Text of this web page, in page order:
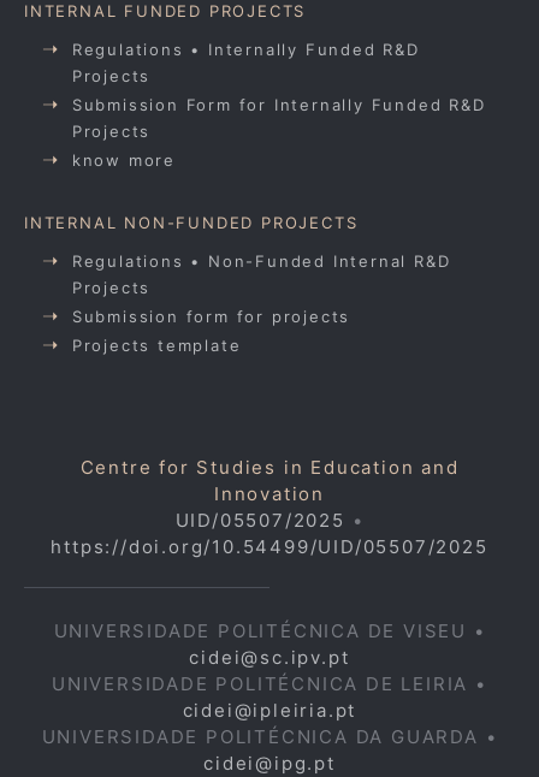
INTERNAL FUNDED PROJECTS
Regulations • Internally Funded R&D
Projects
Submission Form for Internally Funded R&D
Projects
know more
INTERNAL NON-FUNDED PROJECTS
Regulations • Non-Funded Internal R&D
Projects
Submission form for projects
Projects template
Centre for Studies in Education and
Innovation
UID/05507/2025 •
https://doi.org/10.54499/UID/05507/2025
UNIVERSIDADE POLITÉCNICA DE VISEU •
cidei@sc.ipv.pt
UNIVERSIDADE POLITÉCNICA DE LEIRIA •
cidei@ipleiria.pt
UNIVERSIDADE POLITÉCNICA DA GUARDA •
cidei@ipg.pt